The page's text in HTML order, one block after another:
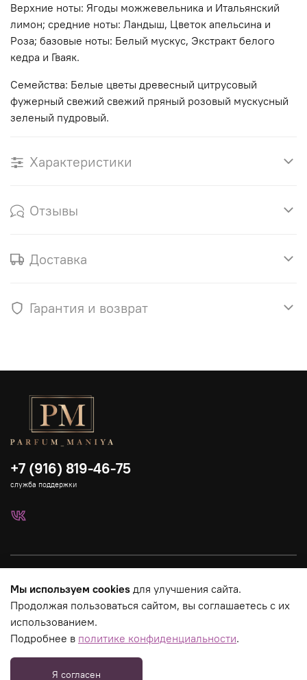
Верхние ноты: Ягоды можжевельника и Итальянский
лимон; средние ноты: Ландыш, Цветок апельсина и
Роза; базовые ноты: Белый мускус, Экстракт белого
кедра и Гваяк.
Семейства: Белые цветы древесный цитрусовый
фужерный свежий свежий пряный розовый мускусный
зеленый пудровый.
Характеристики
Отзывы
Доставка
Гарантия и возврат
Страницы магазина
Юридическая информация
+7 (916) 819-46-75
служба поддержки
Мы используем cookies для улучшения сайта.
Продолжая пользоваться сайтом, вы соглашаетесь с их
использованием.
Подробнее в политике конфиденциальности.
Я согласен